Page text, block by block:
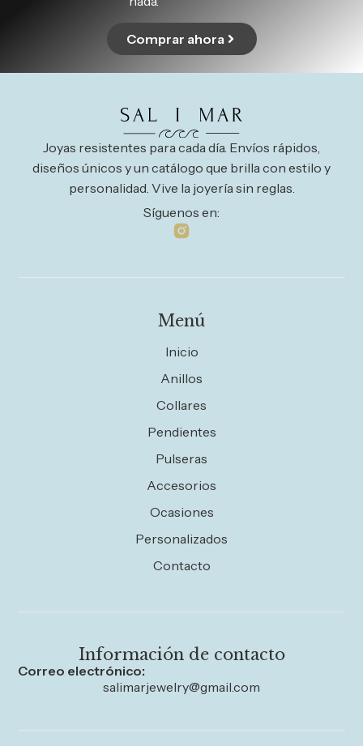
Comprar ahora
Joyas resistentes para cada día. Envíos rápidos,
diseños únicos y un catálogo que brilla con estilo y
personalidad. Vive la joyería sin reglas.
Síguenos en:
Menú
Inicio
Anillos
Collares
Pendientes
Pulseras
Accesorios
Ocasiones
Personalizados
Contacto
Información de contacto
Correo electrónico:
salimarjewelry@gmail.com